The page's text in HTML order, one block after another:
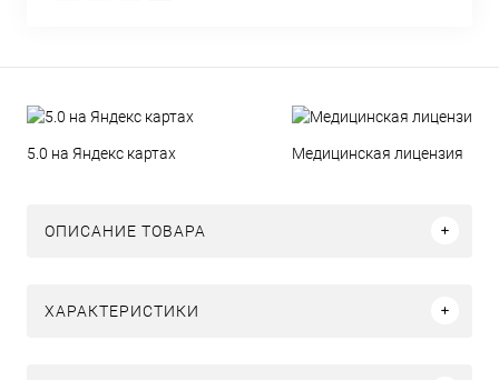
5.0 на Яндекс картах Медицинская лицензия
ОПИСАНИЕ ТОВАРА
ХАРАКТЕРИСТИКИ